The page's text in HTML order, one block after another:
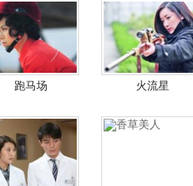
跑马场 火流星